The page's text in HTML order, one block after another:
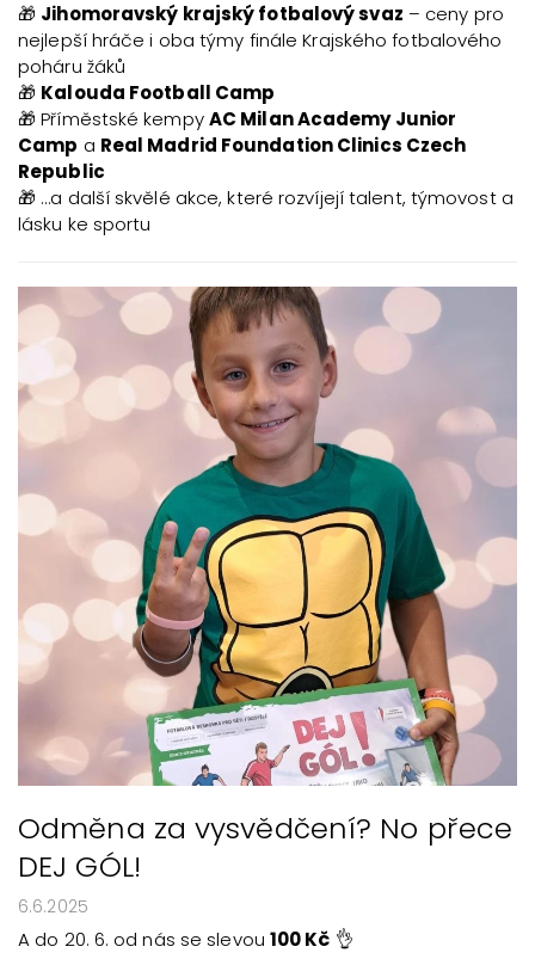
🎁 Jihomoravský krajský fotbalový svaz – ceny pro
nejlepší hráče i oba týmy finále Krajského fotbalového
poháru žáků
🎁 Kalouda Football Camp
🎁 Příměstské kempyAC Milan Academy Junior
Camp a Real Madrid Foundation Clinics Czech
Republic
🎁 …a další skvělé akce, které rozvíjejí talent, týmovost a
lásku ke sportu
Odměna za vysvědčení? No přece
DEJ GÓL!
6.6.2025
A do 20. 6. od nás se slevou 100 Kč 👌